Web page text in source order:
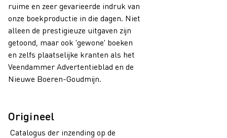
ruime en zeer gevarieerde indruk van
onze boekproductie in die dagen. Niet
alleen de prestigieuze uitgaven zijn
getoond, maar ook 'gewone' boeken
en zelfs plaatselijke kranten als het
Veendammer Advertentieblad en de
Nieuwe Boeren-Goudmijn.
Origineel
Catalogus der inzending op de